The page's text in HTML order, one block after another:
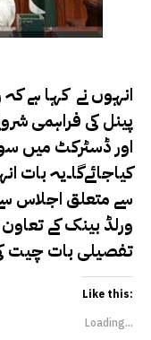
پینل کی فراہمی
اور ڈسٹرکٹ میں
کیاجائےگا۔یہ
سے متعلق اجلاس
ورلڈ بینک کے
تفصیلی بات چیت
Like this:
Loading...